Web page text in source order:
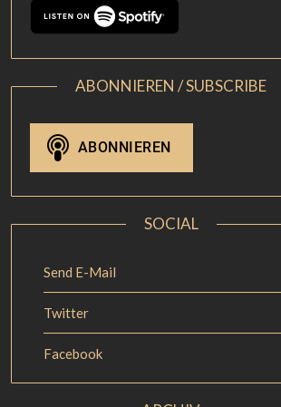
ABONNIEREN / SUBSCRIBE
SOCIAL
Send E-Mail
Twitter
Facebook